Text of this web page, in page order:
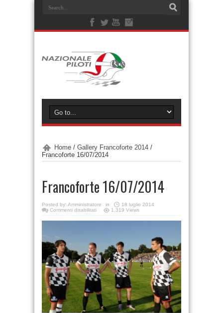
Home / Gallery Francoforte 2014 /
Francoforte 16/07/2014
Francoforte 16/07/2014
Posted by: Amministratore in
18 luglio 2014
Commenti disabilitati
1,319 Views